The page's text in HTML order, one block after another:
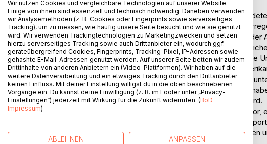
Anflug von etwas Exotischem.
Der vom US-Kongress Mitte des Jahres 2002
amerikanischen Gesetzgebers auf eine Reihe Aufsehen
Investoren in die Finanzberichterstattung und die Qualität
nachhaltig erschüttert hatten. Der SOA stellt die weitest
Börsengesetzgebung seit den 1930er Jahren dar. Er soll die
das Vertrauen der Investoren wiederherzustellen. Alle
US-amerikanischen Börsenaufsicht (SEC) registriert sind,
dass der SOA auch Ausstrahlwirkungen auf Unternehmen
somit die Corporate Governance weltweit beeinflussen wird.
Section 404 des SOA schreibt der Unternehmensleitung
Finanzberichterstattung (Internal Control over Financial
Internal Control Report über dessen Effektivität zu berichten
Wir nutzen Cookies und vergleichbare Technologien auf unserer Website.
Einige von ihnen sind essenziell und technisch notwendig. Daneben verwenden
wir Analysemethoden (z. B. Cookies oder Fingerprints sowie serverseitiges
Tracking), um zu messen, wie häufig unsere Seite besucht und wie sie genutzt
wird. Wir verwenden Trackingtechnologien zu Marketingzwecken und setzen
hierzu serverseitiges Tracking sowie auch Drittanbieter ein, wodurch ggf.
geräteübergreifend Cookies, Fingerprints, Tracking-Pixel, IP-Adressen sowie
gehashte E-Mail-Adressen genutzt werden. Auf unserer Seite betten wir zudem
Drittinhalte von anderen Anbietern ein (Video-Plattformen). Wir haben auf die
weitere Datenverarbeitung und ein etwaiges Tracking durch den Drittanbieter
keinen Einfluss. Mit deiner Einstellung willigst du in die oben beschriebenen
Vorgänge ein. Du kannst deine Einwilligung (z. B. im Footer unter „Privacy-
Einstellungen“) jederzeit mit Wirkung für die Zukunft widerrufen. (BoD-
Impressum)
ABLEHNEN ANPASSEN